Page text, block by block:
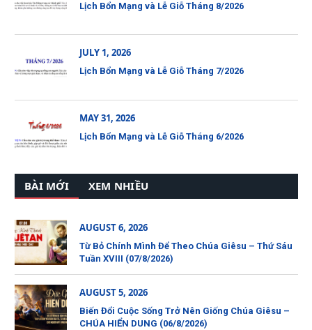
Lịch Bổn Mạng và Lễ Giỗ Tháng 8/2026
JULY 1, 2026
Lịch Bổn Mạng và Lễ Giỗ Tháng 7/2026
MAY 31, 2026
Lịch Bổn Mạng và Lễ Giỗ Tháng 6/2026
BÀI MỚI XEM NHIỀU
AUGUST 6, 2026
Từ Bỏ Chính Mình Để Theo Chúa Giêsu – Thứ Sáu
Tuần XVIII (07/8/2026)
AUGUST 5, 2026
Biến Đổi Cuộc Sống Trở Nên Giống Chúa Giêsu –
CHÚA HIỂN DUNG (06/8/2026)